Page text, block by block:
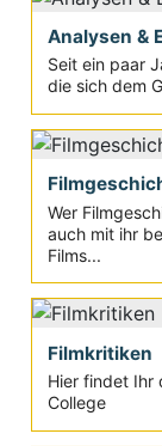
Analysen &
Seit ein paar
die sich dem
Wer
auch mit ihr
Films...
Filmkritiken
Hier findet Ihr
College